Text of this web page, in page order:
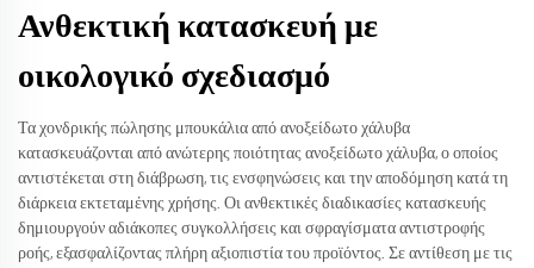
Ανθεκτική κατασκευή με
οικολογικό σχεδιασμό
Τα χονδρικής πώλησης μπουκάλια από ανοξείδωτο χάλυβα
κατασκευάζονται από ανώτερης ποιότητας ανοξείδωτο χάλυβα, ο οποίος
αντιστέκεται στη διάβρωση, τις ενσφηνώσεις και την αποδόμηση κατά τη
διάρκεια εκτεταμένης χρήσης. Οι ανθεκτικές διαδικασίες κατασκευής
δημιουργούν αδιάκοπες συγκολλήσεις και σφραγίσματα αντιστροφής
ροής, εξασφαλίζοντας πλήρη αξιοπιστία του προϊόντος. Σε αντίθεση με τις